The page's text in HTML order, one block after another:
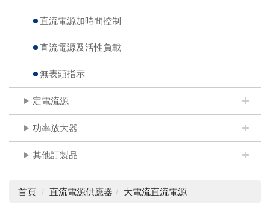
直流電源加時間控制
直流電源及活性負載
無表頭指示
定電流源
功率放大器
其他訂製品
首頁 直流電源供應器 大電流直流電源